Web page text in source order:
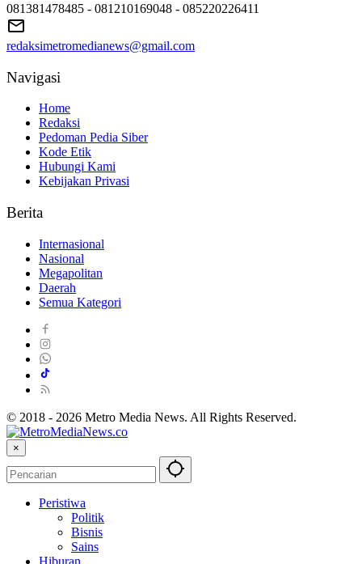
081381478485 - 081210169048 - 085220226411
redaksimetromedianews@gmail.com
Navigasi
Home
Redaksi
Pedoman Pedia Siber
Kode Etik
Hubungi Kami
Kebijakan Privasi
Berita
Internasional
Nasional
Megapolitan
Daerah
Semua Kategori
© 2018 - 2026 Metro Media News. All Rights Reserved.
×
Peristiwa
Politik
Bisnis
Sains
Hiburan